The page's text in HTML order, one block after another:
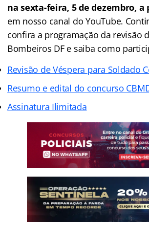
na sexta-feira, 5 de dezembro, a
em nosso canal do YouTube.
confira a programação da revisão
Bombeiros DF e saiba como
Revisão de Véspera para Soldado
Resumo e edital do concurso
Assinatura Ilimitada